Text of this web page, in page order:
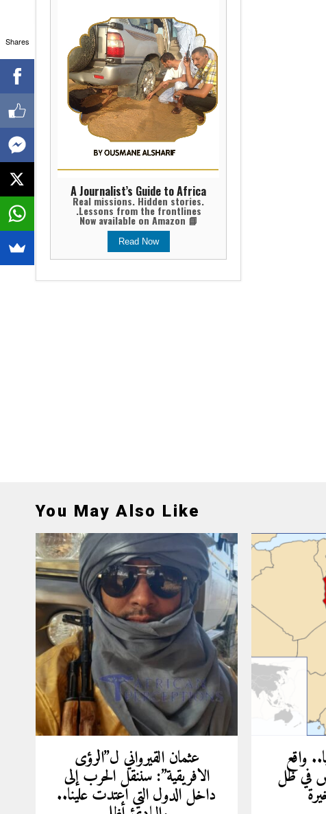
A Journalist’s Guide to Africa
Real missions. Hidden stories.
Lessons from the frontlines.
📘 Now available on Amazon
Read Now
You May Also Like
واقع
في ظل
عثمان القيرواني ل”الرؤى
الافريقية”: سننقل الحرب إلى
داخل الدول التي اعتدت علينا..
Shares